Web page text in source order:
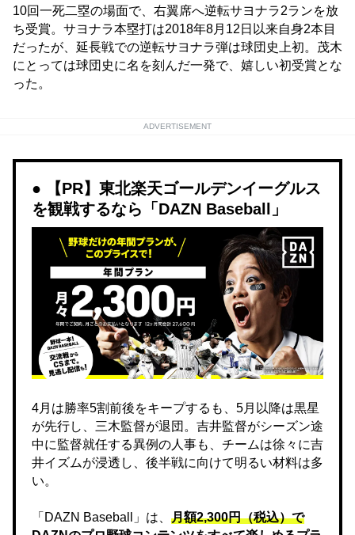
10回一死二塁の場面で、右翼席へ逆転サヨナラ2ランを放
ち受賞。サヨナラ本塁打は2018年8月12日以来自身2本目
だったが、延長戦での逆転サヨナラ弾は球団史上初。茂木
にとっては球団史に名を刻んだ一発で、嬉しい初受賞とな
った。
ADVERTISEMENT
【PR】東北楽天ゴールデンイーグルス
を観戦するなら「DAZN Baseball」
4月は勝率5割前後をキープするも、5月以降は黒星
が先行し、三木監督が退団。吉井監督がシーズン途
中に監督就任する異例の人事も、チームは徐々に吉
井イズムが浸透し、後半戦に向けて明るい材料は多
い。
「DAZN Baseball」は、 月額2,300円（税込）で